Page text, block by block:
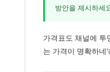
방안을 제시하세
가격표도 채널에 투
는 가격이 명확하네